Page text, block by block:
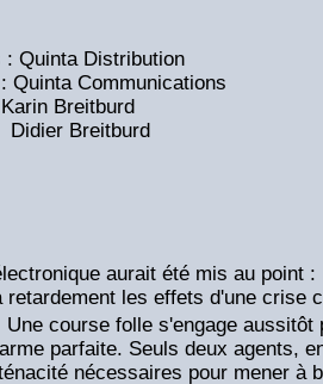
: Quinta Distribution
: Quinta Communications
Breitburd
aurait été mis au point
retardement les effets d'une crise
course folle s'engage aussitôt
parfaite. Seuls deux agents,
nécessaires pour mener à